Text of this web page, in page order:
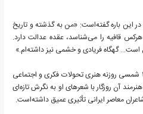
این باره گفته‌است: «من به گذشته و تاریخ
قافیه را می‌شناسد، عقده عدالت دارد.
است… گهگاه فریادی و خشمی نیز داشته‌ام.»
شعرهای اخوان در دهه‌های ۱۳۳۰ و ۱۳۴۰ شمسی روزنه هنری تحولات فکری و اجتماعی
آن روزگار با شعرهای او به نگرش تازه‌ای
معاصر ایرانی تأثیری عمیق داشته‌است.